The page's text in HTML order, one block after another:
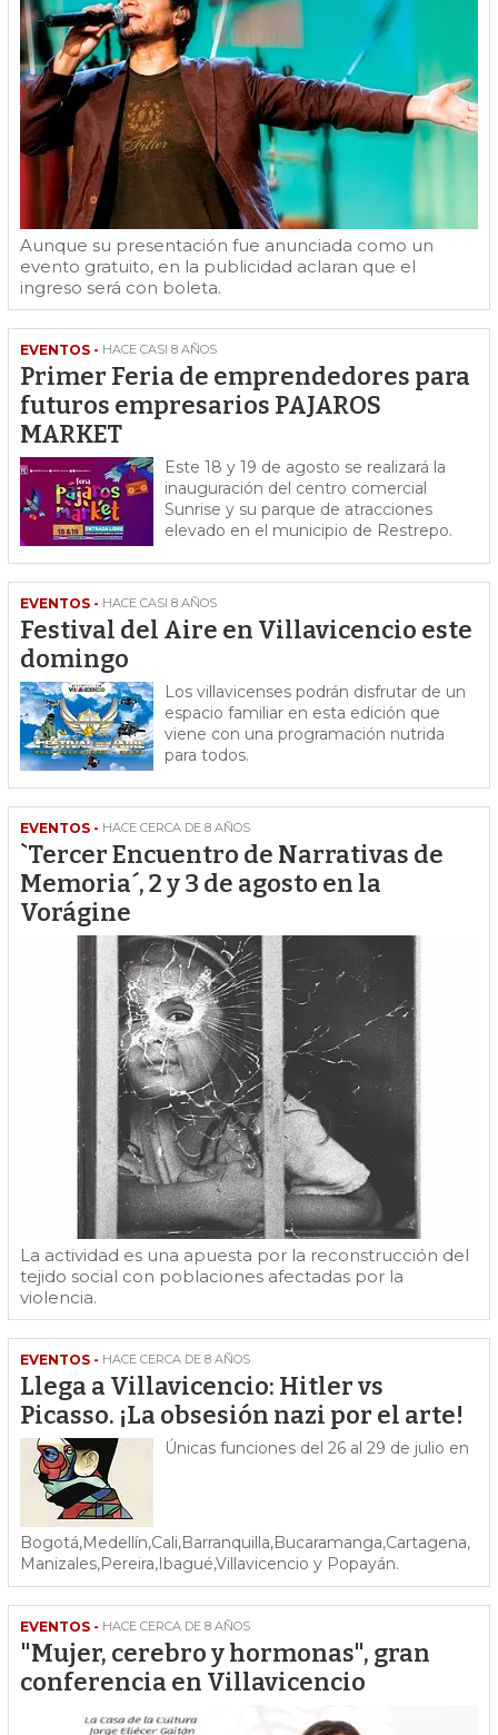
Aunque su presentación fue anunciada como un
evento gratuito, en la publicidad aclaran que el
ingreso será con boleta.
EVENTOS - HACE CASI 8 AÑOS
Primer Feria de emprendedores para
futuros empresarios PAJAROS
MARKET
Este 18 y 19 de agosto se realizará la
inauguración del centro comercial
Sunrise y su parque de atracciones
elevado en el municipio de Restrepo.
EVENTOS - HACE CASI 8 AÑOS
Festival del Aire en Villavicencio este
domingo
Los villavicenses podrán disfrutar de un
espacio familiar en esta edición que
viene con una programación nutrida
para todos.
EVENTOS - HACE CERCA DE 8 AÑOS
`Tercer Encuentro de Narrativas de
Memoria´, 2 y 3 de agosto en la
Vorágine
La actividad es una apuesta por la reconstrucción del
tejido social con poblaciones afectadas por la
violencia.
EVENTOS - HACE CERCA DE 8 AÑOS
Llega a Villavicencio: Hitler vs
Picasso. ¡La obsesión nazi por el arte!
Únicas funciones del 26 al 29 de julio en
Bogotá,Medellín,Cali,Barranquilla,Bucaramanga,Cartagena,
Manizales,Pereira,Ibagué,Villavicencio y Popayán.
EVENTOS - HACE CERCA DE 8 AÑOS
"Mujer, cerebro y hormonas", gran
conferencia en Villavicencio